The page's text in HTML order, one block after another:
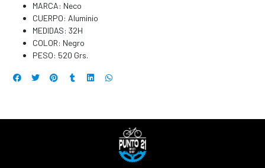
MARCA: Neco
CUERPO: Aluminio
MEDIDAS: 32H
COLOR: Negro
PESO: 520 Grs.